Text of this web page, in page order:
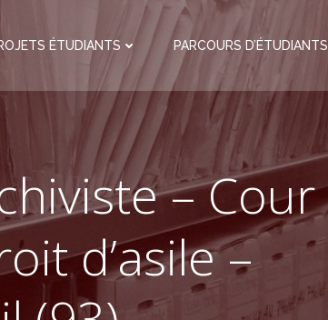
ÉTUDIANTS PARCOURS D’ÉTUDIANTS
– Cour
d’asile –